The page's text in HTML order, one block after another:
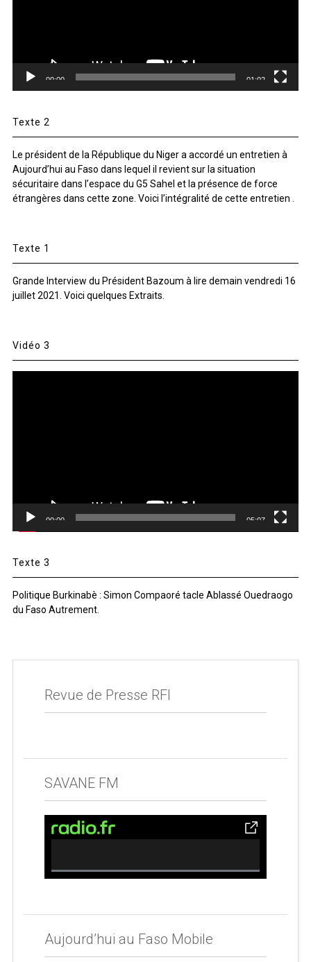
00:00 01:02
Texte 2
Le président de la République du Niger a accordé un entretien à
Aujourd’hui au Faso dans lequel il revient sur la situation
sécuritaire dans l’espace du G5 Sahel et la présence de force
étrangères dans cette zone. Voici l’intégralité de cette entretien .
Texte 1
Grande Interview du Président Bazoum à lire demain vendredi 16
juillet 2021. Voici quelques Extraits.
Vidéo 3
00:00 05:07
Texte 3
Politique Burkinabè : Simon Compaoré tacle Ablassé Ouedraogo
du Faso Autrement.
Revue de Presse RFI
SAVANE FM
0% Complete
Aujourd’hui au Faso Mobile